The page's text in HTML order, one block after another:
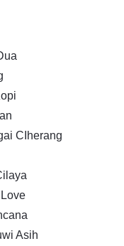
CIherang
Asih